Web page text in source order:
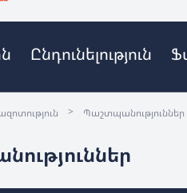
Ընդունելություն
> Պաշտպանություններ